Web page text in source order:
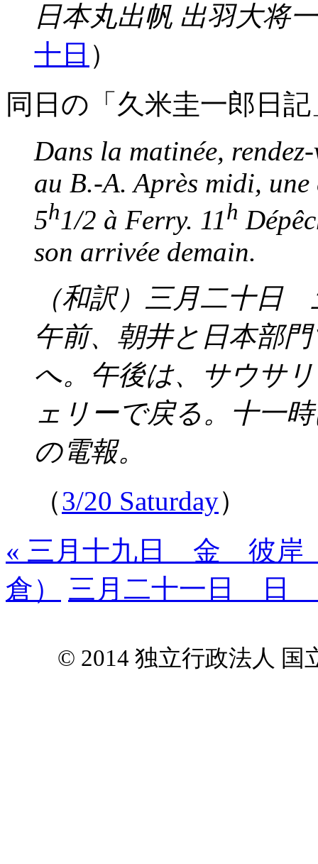
日本丸出帆 出羽大将
十日 ）
同日の「久米圭一郎日
Dans la matinée,
au B.-A. Après midi,
5h1/2 à Ferry. 11h
son arrivée demain.
（和訳）三月二十日
午前、朝井と日本部
へ。午後は、サウサ
ェリーで戻る。十一
の電報。
（3/20 Saturday）
« 三月十九日 金 彼
倉）
三月二十一日 日
© 2014 独立行政法人 国